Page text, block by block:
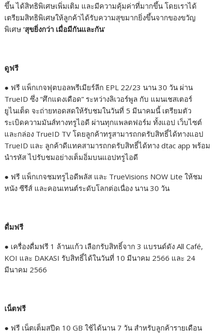
ขึ้น ได้สิทธิพิเศษเพิ่มเติม และมีความคุ้มค่าที่มากขึ้น โดยเราได้
เตรียมสิทธิพิเศษให้ลูกค้าได้รับความสุขมากยิ่งขึ้นจากของขวัญ
พิเศษ‘สุขยิ่งกว่า เมื่อมีกันและกัน’
ดูฟรี
● ฟรี แพ็กเกจฟุตบอลพรีเมียร์ลีก EPL 22/23 นาน 30 วัน ผ่าน
TrueID ซึ่ง “ศึกแดงเดือด” ระหว่างลิเวอร์พูล กับ แมนเชสเตอร์
ยูไนเต็ด จะถ่ายทอดสดให้รับชมในวันที่ 5 มีนาคมนี้ เตรียมตัว
ระเบิดความมันส์ทางทรูไอดี ผ่านทุกแพลตฟอร์ม ทั้งแอป เว็บไซต์
และกล่อง TrueID TV โดยลูกค้าทรูสามารถกดรับสิทธิ์ได้ทางแอป
TrueID และ ลูกค้าดีแทคสามารถกดรับสิทธิ์ได้ทาง dtac app พร้อม
นำรหัส ไปรับชมอย่างเต็มอิ่มบนแอปทรูไอดี
● ฟรี แพ็กเกจชมทรูไอดีพลัส และ TrueVisions NOW Lite ให้ชม
หนัง ซีรีส์ และคอนเทนต์ระดับโลกต่อเนื่อง นาน 30 วัน
ดื่มฟรี
● เครื่องดื่มฟรี 1 ล้านแก้ว เลือกรับสิทธิ์จาก 3 แบรนด์ดัง All Café,
KOI และ DAKASI รับสิทธิ์ได้ในวันที่ 10 มีนาคม 2566 และ 24
มีนาคม 2566
เน็ตฟรี
● ฟรี เน็ตเต็มสปีด 10 GB ใช้ได้นาน 7 วัน สำหรับลูกค้ารายเดือน